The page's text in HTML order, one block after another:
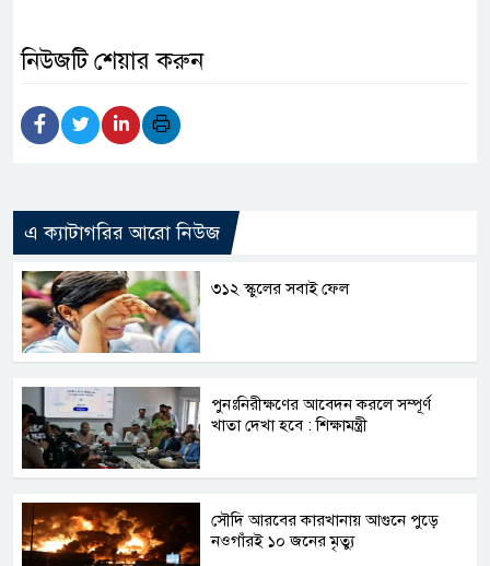
নিউজটি শেয়ার করুন
এ ক্যাটাগরির আরো নিউজ
৩১২ স্কুলের সবাই ফেল
পুনঃনিরীক্ষণের আবেদন করলে সম্পূর্ণ
খাতা দেখা হবে : শিক্ষামন্ত্রী
সৌদি আরবের কারখানায় আগুনে পুড়ে
নওগাঁরই ১০ জনের মৃত্যু